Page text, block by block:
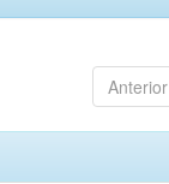
Anterior